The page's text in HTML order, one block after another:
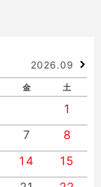
2026.09
金 土
1
7
8
14
15